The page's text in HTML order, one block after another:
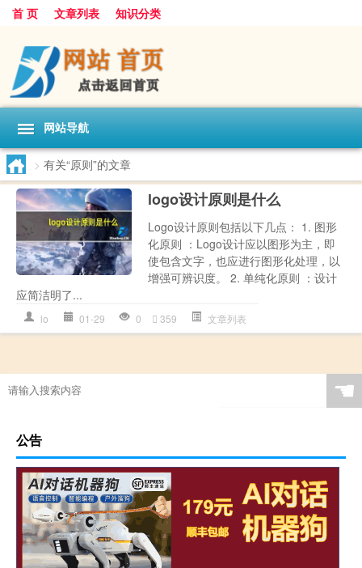
首 页 文章列表 知识分类
网站导航
> 有关“原则”的文章
logo设计原则是什么
Logo设计原则包括以下几点： 1. 图形
化原则 ：Logo设计应以图形为主，即
使包含文字，也应进行图形化处理，以
增强可辨识度。 2. 单纯化原则 ：设计
应简洁明了...
lo 01-29 0 359 文章列表
☚
公告